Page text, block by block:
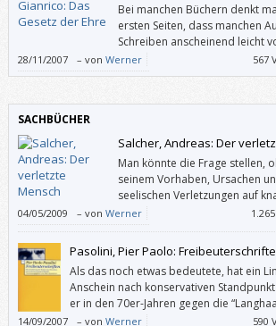
Bei manchen Büchern denkt
ersten Seiten, dass manchen
Schreiben anscheinend leicht
muss. Gianrico Carofiglio ist so
28/11/2007 – von Werner 567
SACHBÜCHER
Salcher, Andreas: Der
Man könnte die Frage stellen,
seinem Vorhaben, Ursachen
seelischen Verletzungen auf
umfassend zu beschreiben
Verbesserungs- und Lösungsmöglichkeiten
wenig übernommen habe. Hat er nicht, sondern
potenziell hilfreiches Buch geschrieben, in
großem Herzen.
04/05/2009 – von Werner
Pasolini, Pier Paolo:
Als das noch etwas bedeutete, hat ein
Anschein nach konservativen
er in den 70er-Jahren gegen die
Revolutionsträume der 68er-
14/09/2007 – von Werner 590